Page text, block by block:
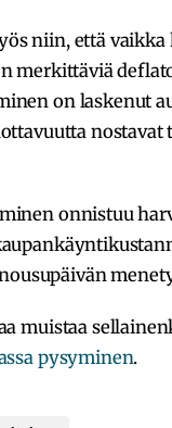
niin, että
merkittäviä
on laskenut
onnistuu
muistaa
pysyminen.